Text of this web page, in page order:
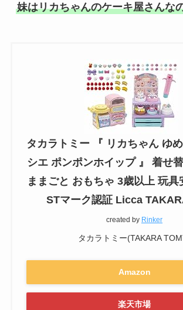
妹はリカちゃんのケーキ屋さんな
タカラトミー 『 リカちゃん ゆ
シエ ポンポンホイップ 』 着せ
ままごと おもちゃ 3歳以上 玩具
STマーク認証 Licca
created by Rinker
タカラトミー(TAKARA
Amazon
楽天市場